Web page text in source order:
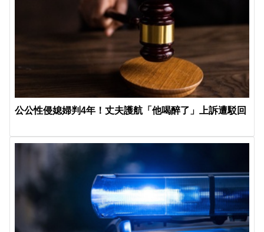
公公性侵媳婦判4年！丈夫護航「他喝醉了」上訴遭駁回